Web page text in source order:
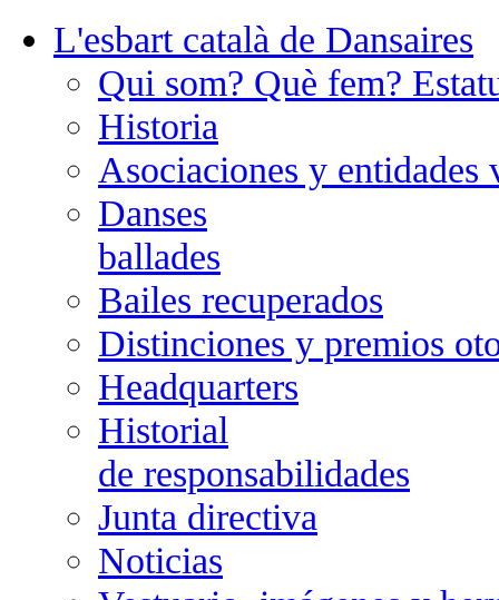
L'esbart català de Dansaires
Qui som? Què fem?
Historia
Asociaciones y entidades
Danses
ballades
Bailes recuperados
Distinciones y premios
Headquarters
Historial
de responsabilidades
Junta directiva
Noticias